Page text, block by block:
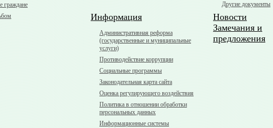
граждане
Другие документы
Информация
Административная реформа
(государственные и муниципальные
услуги)
Противодействие коррупции
Социальные программы
Законодательная карта сайта
Оценка регулирующего воздействия
Политика в отношении обработки
персональных данных
Информационные системы
Новости
Замечания и
предложения